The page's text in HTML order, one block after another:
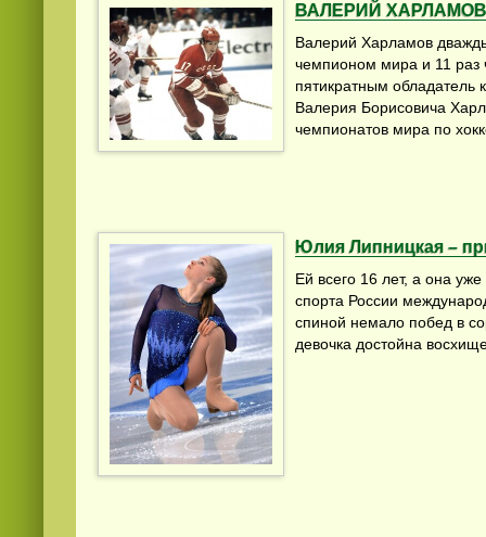
ВАЛЕРИЙ
Валерий Харламов
чемпионом мира и 11
пятикратным обладатель
Валерия Борисовича
чемпионатов мира по
Юлия Липницкая –
Ей всего 16 лет, а она
спорта России
спиной немало побед в
девочка достойна